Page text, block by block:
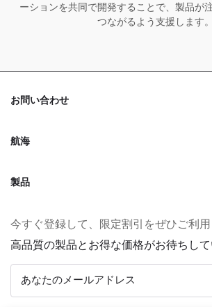
ーションを共同で開発することで、製品が
つながるよう支援します。
お問い合わせ
航海
製品
今すぐ登録して、限定割引をぜひご利用
高品質の製品とお得な価格がお待ちして
あなたのメールアドレス